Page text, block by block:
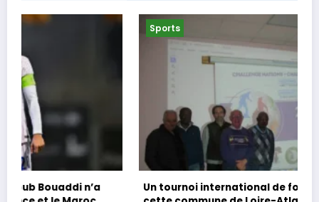
Un tournoi international de foot en marchant dans